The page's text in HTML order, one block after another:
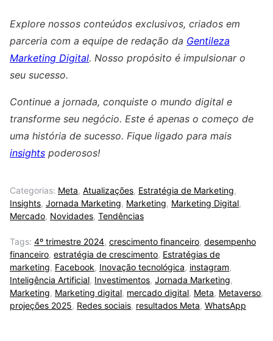
Explore nossos conteúdos exclusivos, criados em
parceria com a equipe de redação da Gentileza
Marketing Digital. Nosso propósito é impulsionar o
seu sucesso.
Continue a jornada, conquiste o mundo digital e
transforme seu negócio. Este é apenas o começo de
uma história de sucesso. Fique ligado para mais
insights poderosos!
Categorias: Meta, Atualizações, Estratégia de Marketing,
Insights, Jornada Marketing, Marketing, Marketing Digital,
Mercado, Novidades, Tendências
Tags: 4º trimestre 2024, crescimento financeiro, desempenho
financeiro, estratégia de crescimento, Estratégias de
marketing, Facebook, Inovação tecnológica, instagram,
Inteligência Artificial, Investimentos, Jornada Marketing,
Marketing, Marketing digital, mercado digital, Meta, Metaverso,
projeções 2025, Redes sociais, resultados Meta, WhatsApp